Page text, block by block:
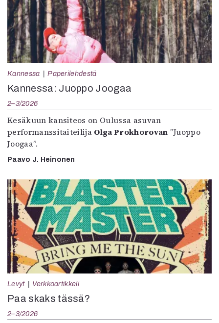
Kannessa Paperilehdestä
Kannessa: Juoppo Joogaa
2–3/2026
Kesäkuun kansiteos on Oulussa asuvan
performanssitaiteilija Olga Prokhorovan ”Juoppo
Joogaa”.
Paavo J. Heinonen
Levyt Verkkoartikkeli
Paa skaks tässä?
2–3/2026